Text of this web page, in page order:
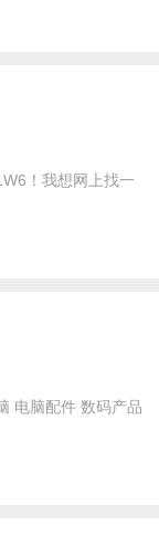
！我想网上找一
电脑配件 数码产品